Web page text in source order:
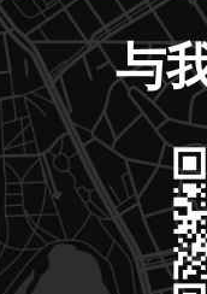
与